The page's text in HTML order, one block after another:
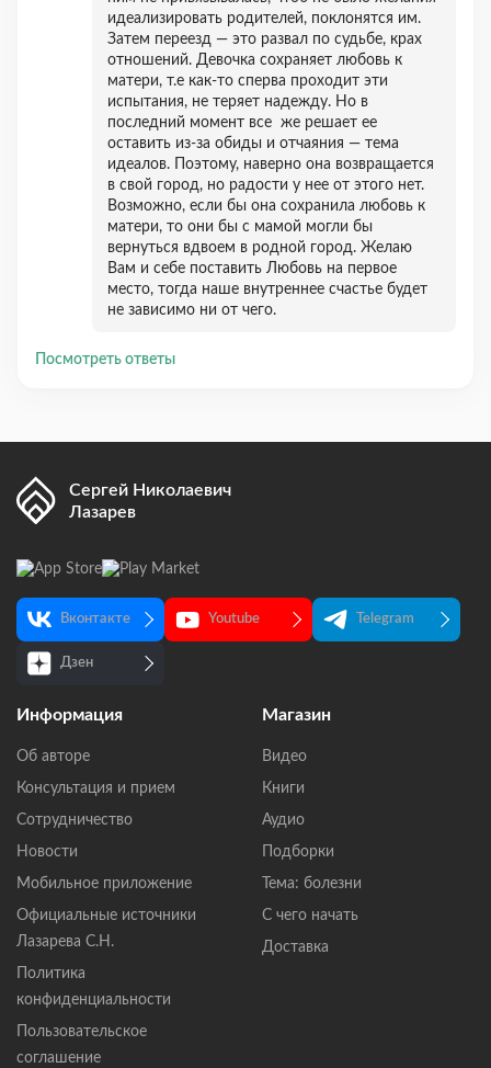
идеализировать родителей, поклонятся им.
Затем переезд — это развал по судьбе, крах
отношений. Девочка сохраняет любовь к
матери, т.е как-то сперва проходит эти
испытания, не теряет надежду. Но в
последний момент все же решает ее
оставить из-за обиды и отчаяния — тема
идеалов. Поэтому, наверно она возвращается
в свой город, но радости у нее от этого нет.
Возможно, если бы она сохранила любовь к
матери, то они бы с мамой могли бы
вернуться вдвоем в родной город. Желаю
Вам и себе поставить Любовь на первое
место, тогда наше внутреннее счастье будет
не зависимо ни от чего.
Посмотреть ответы
Сергей Николаевич
Лазарев
Вконтакте Youtube Telegram
Дзен
Информация
Об авторе
Консультация и прием
Сотрудничество
Новости
Мобильное приложение
Официальные источники
Лазарева С.Н.
Политика
конфиденциальности
Пользовательское
соглашение
Магазин
Видео
Книги
Аудио
Подборки
Тема: болезни
С чего начать
Доставка